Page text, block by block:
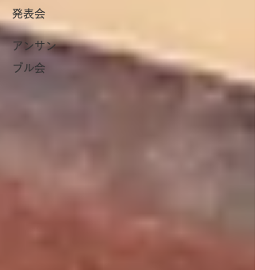
発表会
アンサン
ブル会